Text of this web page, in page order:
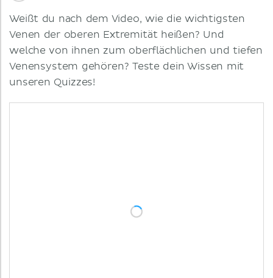
Weißt du nach dem Video, wie die wichtigsten
Venen der oberen Extremität heißen? Und
welche von ihnen zum oberflächlichen und tiefen
Venensystem gehören? Teste dein Wissen mit
unseren Quizzes!